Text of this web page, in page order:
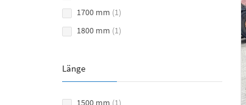
1700 mm (1)
1800 mm (1)
Länge
1500 mm (1)